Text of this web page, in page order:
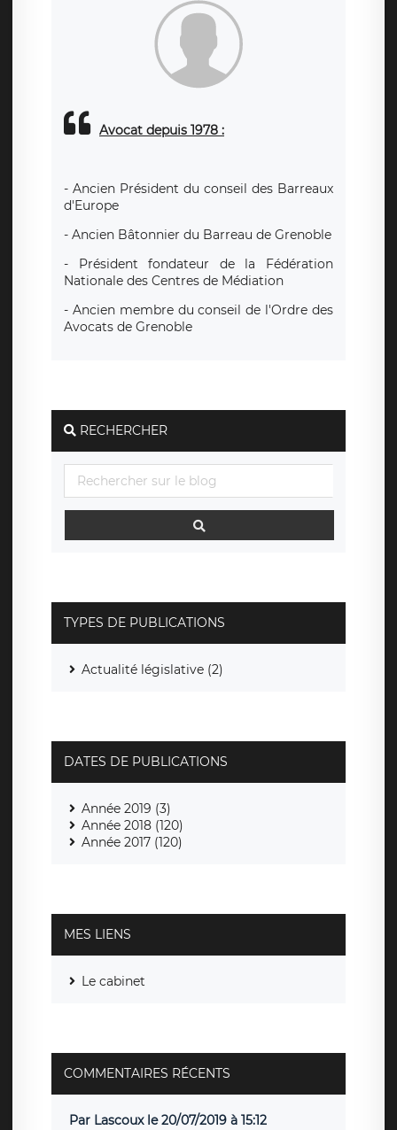
Avocat depuis 1978 :
- Ancien Président du conseil des Barreaux
d'Europe
- Ancien Bâtonnier du Barreau de Grenoble
- Président fondateur de la Fédération
Nationale des Centres de Médiation
- Ancien membre du conseil de l'Ordre des
Avocats de Grenoble
RECHERCHER
TYPES DE PUBLICATIONS
Actualité législative (2)
DATES DE PUBLICATIONS
Année 2019 (3)
Année 2018 (120)
Année 2017 (120)
MES LIENS
Le cabinet
COMMENTAIRES RÉCENTS
Par Lascoux le 20/07/2019 à 15:12